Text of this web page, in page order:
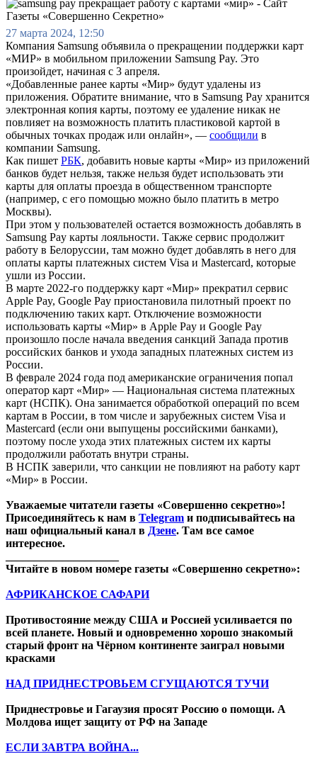
27 марта 2024, 12:50
Компания Samsung объявила о прекращении поддержки карт
«МИР» в мобильном приложении Samsung Pay. Это
произойдет, начиная с 3 апреля.
«Добавленные ранее карты «Мир» будут удалены из
приложения. Обратите внимание, что в Samsung Pay хранится
электронная копия карты, поэтому ее удаление никак не
повлияет на возможность платить пластиковой картой в
обычных точках продаж или онлайн», — сообщили в
компании Samsung.
Как пишет РБК, добавить новые карты «Мир» из приложений
банков будет нельзя, также нельзя будет использовать эти
карты для оплаты проезда в общественном транспорте
(например, с его помощью можно было платить в метро
Москвы).
При этом у пользователей остается возможность добавлять в
Samsung Pay карты лояльности. Также сервис продолжит
работу в Белоруссии, там можно будет добавлять в него для
оплаты карты платежных систем Visa и Mastercard, которые
ушли из России.
В марте 2022-го поддержку карт «Мир» прекратил сервис
Apple Pay, Google Pay приостановила пилотный проект по
подключению таких карт. Отключение возможности
использовать карты «Мир» в Apple Pay и Google Pay
произошло после начала введения санкций Запада против
российских банков и ухода западных платежных систем из
России.
В феврале 2024 года под американские ограничения попал
оператор карт «Мир» — Национальная система платежных
карт (НСПК). Она занимается обработкой операций по всем
картам в России, в том числе и зарубежных систем Visa и
Mastercard (если они выпущены российскими банками),
поэтому после ухода этих платежных систем их карты
продолжили работать внутри страны.
В НСПК заверили, что санкции не повлияют на работу карт
«Мир» в России.
Уважаемые читатели газеты «Совершенно секретно»!
Присоединяйтесь к нам в Telegram и подписывайтесь на
наш официальный канал в Дзене. Там все самое
интересное.
Читайте в новом номере газеты «Совершенно секретно»:
АФРИКАНСКОЕ САФАРИ
Противостояние между США и Россией усиливается по
всей планете. Новый и одновременно хорошо знакомый
старый фронт на Чёрном континенте заиграл новыми
красками
НАД ПРИДНЕСТРОВЬЕМ СГУЩАЮТСЯ ТУЧИ
Приднестровье и Гагаузия просят Россию о помощи. А
Молдова ищет защиту от РФ на Западе
ЕСЛИ ЗАВТРА ВОЙНА...